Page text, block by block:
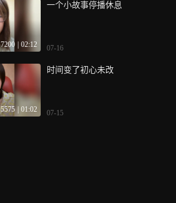
7200 02:12
一个小故事停播休息
07-16
5575 01:02
时间变了初心未改
07-15